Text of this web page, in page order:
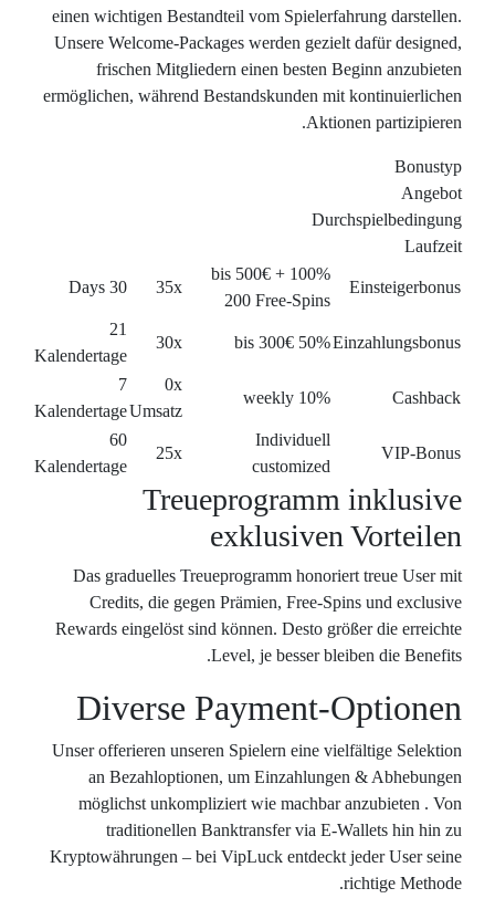
einen
Unsere
ermöglichen,
Kalendertage
Das
Rewards
Unser
an